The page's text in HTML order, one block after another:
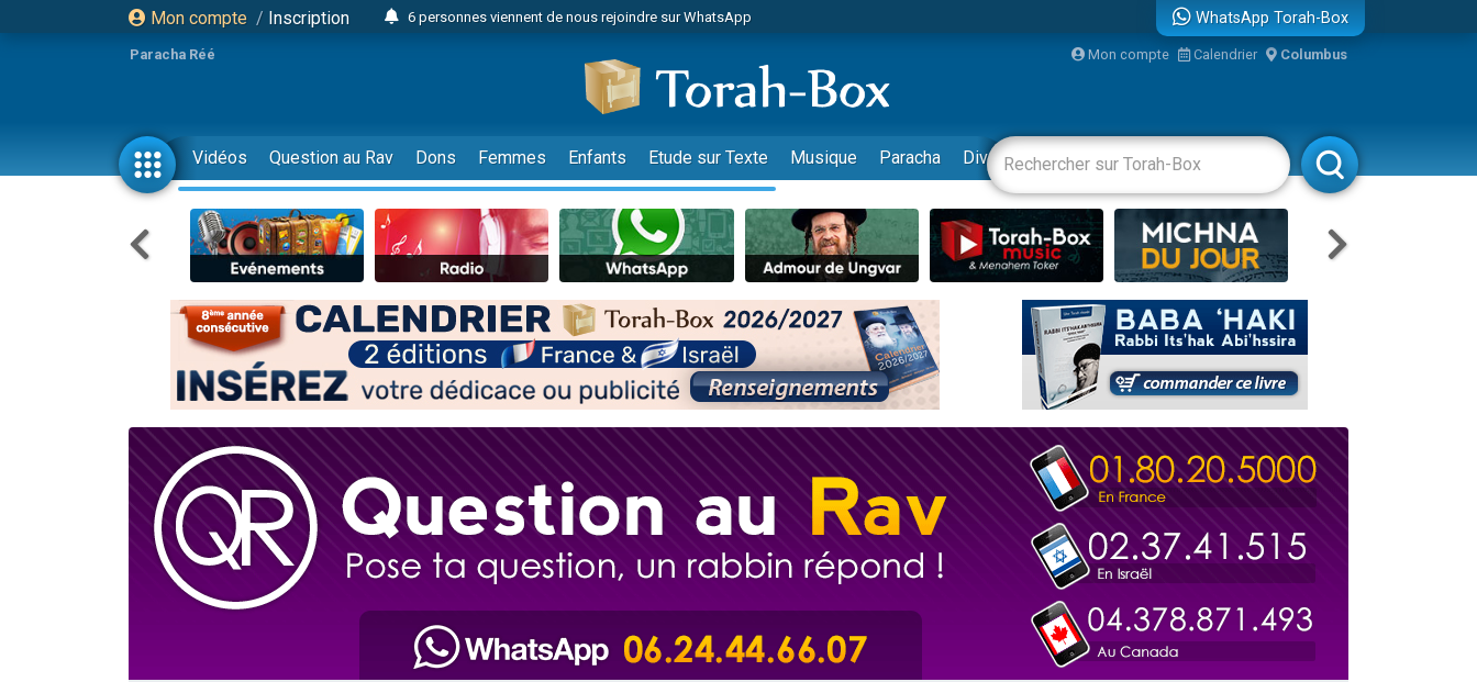
Mon compte / Inscription
6 personnes viennent de nous rejoindre sur WhatsApp
2 personnes viennent de faire un don pour 1 Journée de Vacances Pour les Enfants
17 personnes viennent de demander une bénédiction
4 personnes viennent de nous rejoindre sur WhatsApp
Il reste 49 places pour étudier en groupe sur Zoom
23 personnes viennent de faire un don pour Diane, 80 ans, dans un appartement insalubre
Eva vient de donner son Maasser
4 personnes viennent de nous rejoindre sur WhatsApp
3 personnes viennent de nous rejoindre sur WhatsApp
3 personnes viennent de faire un don pour 5 jours de vacances aux Orphelins
Odaya vient de donner son Maasser
13 personnes viennent de demander une bénédiction
2 personnes viennent de nous rejoindre sur WhatsApp
30 personnes viennent de faire un don pour Sauvez la jambe de Yohan
Il reste 49 places pour étudier en groupe sur Zoom
3 personnes viennent de nous rejoindre sur WhatsApp
2 personnes viennent de nous rejoindre sur WhatsApp
2 personnes viennent de nous rejoindre sur WhatsApp
WhatsApp Torah-Box
Paracha Réé Mon compte Calendrier Columbus
Vidéos Question au Rav Dons Femmes Enfants Etude sur Texte Musique Paracha Divertissements Livres Rabbanim